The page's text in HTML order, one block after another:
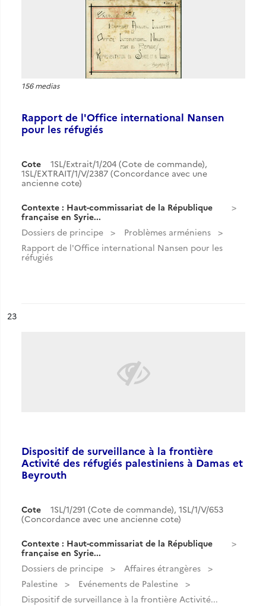
156 medias
Rapport de l'Office international Nansen
pour les réfugiés
Cote
1SL/Extrait/1/204 (Cote de commande),
1SL/EXTRAIT/1/V/2387 (Concordance avec une
ancienne cote)
Contexte : Haut-commissariat de la République
française en Syrie...
Dossiers de principe
Problèmes arméniens
Rapport de l'Office international Nansen pour les
réfugiés
n°
23
Dispositif de surveillance à la frontière
Activité des réfugiés palestiniens à Damas et
Beyrouth
Cote
1SL/1/291 (Cote de commande), 1SL/1/V/653
(Concordance avec une ancienne cote)
Contexte : Haut-commissariat de la République
française en Syrie...
Dossiers de principe
Affaires étrangères
Palestine
Evénements de Palestine
Dispositif de surveillance à la frontière Activité...